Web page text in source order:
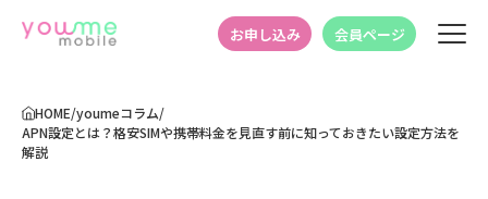
お申し込み 会員ページ
HOME/youmeコラム/
APN設定とは？格安SIMや携帯料金を見直す前に知っておきたい設定方法を
解説